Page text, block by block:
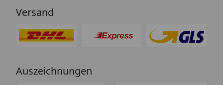
(auch dass ist leider immer öfter
Versand
Auszeichnungen